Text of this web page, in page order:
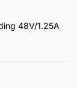
48V/1.25A